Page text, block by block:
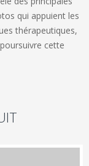
qui appuient les
thérapeutiques,
cette